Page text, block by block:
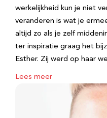
werkelijkheid kun je niet
veranderen is wat je
altijd zo als je zelf
ter inspiratie graag het
Esther. Zij werd op haar
Lees meer